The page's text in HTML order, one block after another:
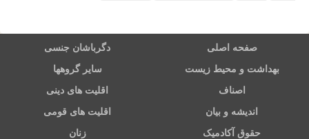
صفحه اصلی دگرباشان جنسی
بهداشت و محیط زیست سایر گروهها
اصناف اقلیت های دینی
اندیشه و بیان اقلیت های قومی
حقوق آکادمیک زنان